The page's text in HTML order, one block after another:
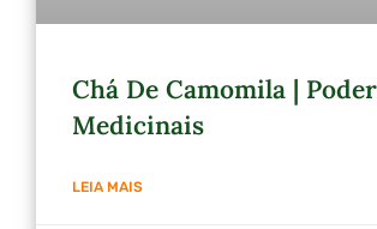
Chá De Camomila |
Medicinais
LEIA MAIS